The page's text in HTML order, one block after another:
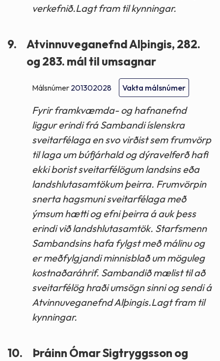
verkefnið.Lagt fram til kynningar.
9.
Atvinnuveganefnd Alþingis, 282.
og 283. mál til umsagnar
Málsnúmer 201302028 Vakta málsnúmer
Fyrir framkvæmda- og hafnanefnd
liggur erindi frá Sambandi íslenskra
sveitarfélaga en svo virðist sem frumvörp
til laga um búfjárhald og dýravelferð hafi
ekki borist sveitarfélögum landsins eða
landshlutasamtökum þeirra. Frumvörpin
snerta hagsmuni sveitarfélaga með
ýmsum hætti og efni þeirra á auk þess
erindi við landshlutasamtök. Starfsmenn
Sambandsins hafa fylgst með málinu og
er meðfylgjandi minnisblað um möguleg
kostnaðaráhrif. Sambandið mælist til að
sveitarfélög hraði umsögn sinni og sendi á
Atvinnuveganefnd Alþingis.Lagt fram til
kynningar.
10.
Þráinn Ómar Sigtryggsson og